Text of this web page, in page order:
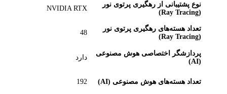
نوع پشتیبانی از رهگیری پرتوی نور
(Ray Tracing)
NVIDIA RTX
تعداد هسته‌های رهگیری پرتوی نور
(Ray Tracing)
48
پردازشگر اختصاصی هوش مصنوعی
(AI)
دارد
تعداد هسته‌های هوش مصنوعی (AI) 192